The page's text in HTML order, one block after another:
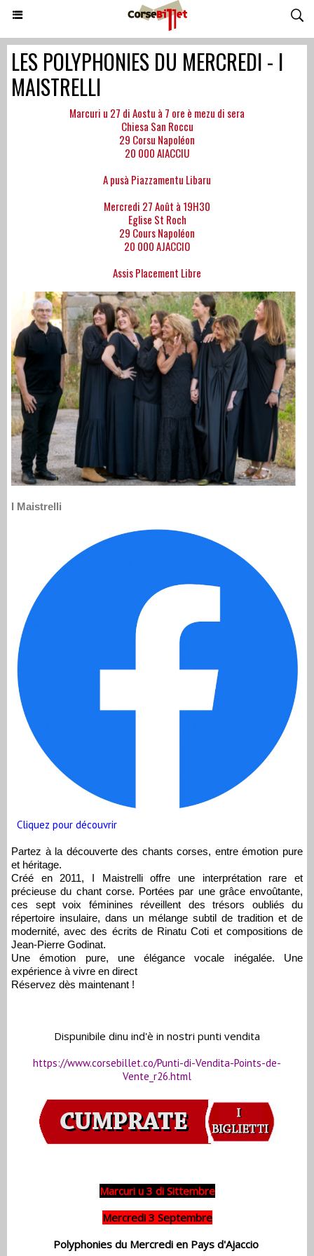
LES POLYPHONIES DU MERCREDI - I
MAISTRELLI
Marcuri u 27 di Aostu à 7 ore è mezu di sera
Chiesa San Roccu
29 Corsu Napoléon
20 000 AIACCIU
A pusà Piazzamentu Libaru
Mercredi 27 Août à 19H30
Eglise St Roch
29 Cours Napoléon
20 000 AJACCIO
Assis Placement Libre
I Maistrelli
Cliquez pour découvrir
Partez à la découverte des chants corses, entre émotion pure
et héritage.
Créé en 2011, I Maistrelli offre une interprétation rare et
précieuse du chant corse. Portées par une grâce envoûtante,
ces sept voix féminines réveillent des trésors oubliés du
répertoire insulaire, dans un mélange subtil de tradition et de
modernité, avec des écrits de Rinatu Coti et compositions de
Jean-Pierre Godinat.
Une émotion pure, une élégance vocale inégalée. Une
expérience à vivre en direct
Réservez dès maintenant !
Dispunibile dinu ind'è in nostri punti vendita
https://www.corsebillet.co/Punti-di-Vendita-Points-de-
Vente_r26.html
Marcuri u 3 di Sittembre
Mercredi 3 Septembre
Polyphonies du Mercredi en Pays d'Ajaccio